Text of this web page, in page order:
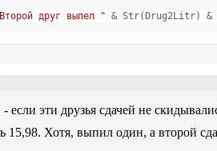
друг выпел " & Str(Drug2Litr) &
если эти друзья сдачей не
15,98. Хотя, выпил один, а второй